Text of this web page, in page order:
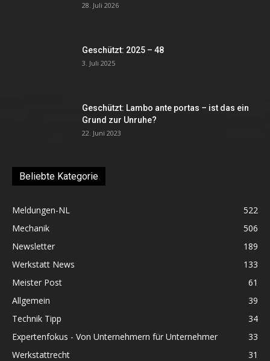
28. Juli 2026
Geschützt: 2025 – 48
3. Juli 2025
Geschützt: Lambo ante portas – ist das ein
Grund zur Unruhe?
22. Juni 2023
Beliebte Kategorie
Meldungen-NL
522
Mechanik
506
Newsletter
189
Werkstatt News
133
Meister Post
61
Allgemein
39
Technik Tipp
34
Expertenfokus - Von Unternehmern für Unternehmer
33
Werkstattrecht
31